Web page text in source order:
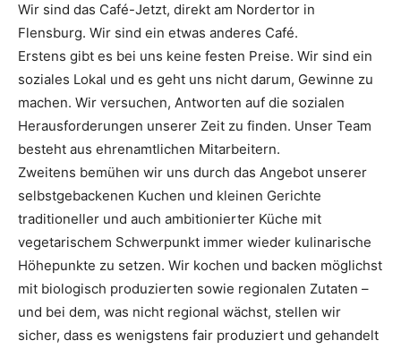
Wir sind das Café-Jetzt, direkt am Nordertor in
Flensburg. Wir sind ein etwas anderes Café.
Erstens gibt es bei uns keine festen Preise. Wir sind ein
soziales Lokal und es geht uns nicht darum, Gewinne zu
machen. Wir versuchen, Antworten auf die sozialen
Herausforderungen unserer Zeit zu finden. Unser Team
besteht aus ehrenamtlichen Mitarbeitern.
Zweitens bemühen wir uns durch das Angebot unserer
selbstgebackenen Kuchen und kleinen Gerichte
traditioneller und auch ambitionierter Küche mit
vegetarischem Schwerpunkt immer wieder kulinarische
Höhepunkte zu setzen. Wir kochen und backen möglichst
mit biologisch produzierten sowie regionalen Zutaten –
und bei dem, was nicht regional wächst, stellen wir
sicher, dass es wenigstens fair produziert und gehandelt